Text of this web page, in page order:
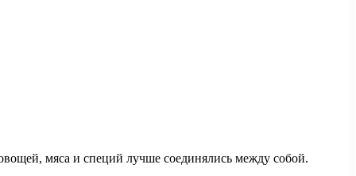
мяса и специй лучше соединялись между собой.